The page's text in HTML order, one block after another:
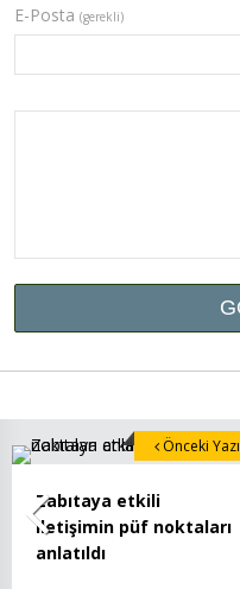
E-Posta (gerekli)
Zabıtaya etkili
iletişimin püf noktaları
anlatıldı
Önceki Yazı